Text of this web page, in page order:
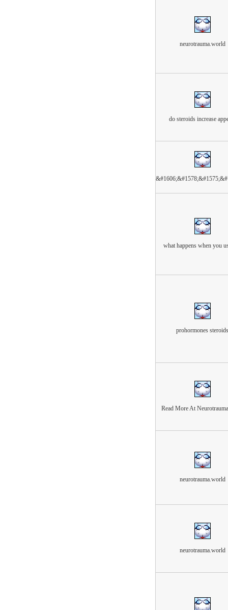
neurotrauma.world
do steroids increase
what happens when you
prohormones steroids
Read More At
neurotrauma.world
neurotrauma.world